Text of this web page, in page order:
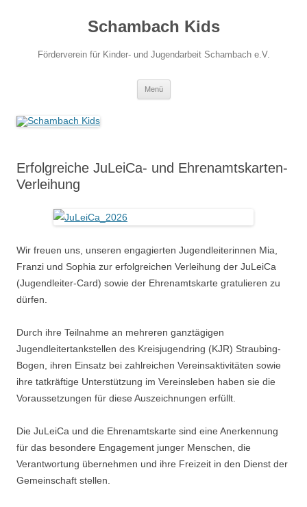
Schambach Kids
Förderverein für Kinder- und Jugendarbeit Schambach e.V.
Menü
Erfolgreiche JuLeiCa- und Ehrenamtskarten-
Verleihung
Wir freuen uns, unseren engagierten Jugendleiterinnen Mia,
Franzi und Sophia zur erfolgreichen Verleihung der JuLeiCa
(Jugendleiter-Card) sowie der Ehrenamtskarte gratulieren zu
dürfen.
Durch ihre Teilnahme an mehreren ganztägigen
Jugendleitertankstellen des Kreisjugendring (KJR) Straubing-
Bogen, ihren Einsatz bei zahlreichen Vereinsaktivitäten sowie
ihre tatkräftige Unterstützung im Vereinsleben haben sie die
Voraussetzungen für diese Auszeichnungen erfüllt.
Die JuLeiCa und die Ehrenamtskarte sind eine Anerkennung
für das besondere Engagement junger Menschen, die
Verantwortung übernehmen und ihre Freizeit in den Dienst der
Gemeinschaft stellen.